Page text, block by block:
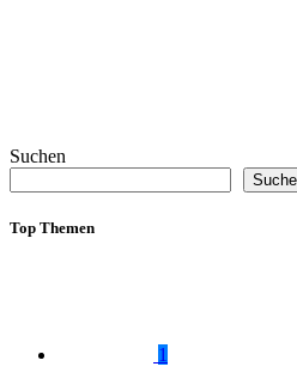
Suchen
Top Themen
1